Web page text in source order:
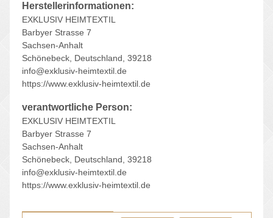
Herstellerinformationen:
EXKLUSIV HEIMTEXTIL
Barbyer Strasse 7
Sachsen-Anhalt
Schönebeck, Deutschland, 39218
info@exklusiv-heimtextil.de
https://www.exklusiv-heimtextil.de
verantwortliche Person:
EXKLUSIV HEIMTEXTIL
Barbyer Strasse 7
Sachsen-Anhalt
Schönebeck, Deutschland, 39218
info@exklusiv-heimtextil.de
https://www.exklusiv-heimtextil.de